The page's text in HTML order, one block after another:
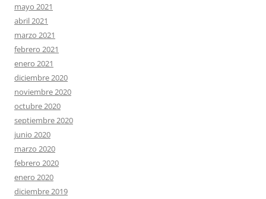
mayo 2021
abril 2021
marzo 2021
febrero 2021
enero 2021
diciembre 2020
noviembre 2020
octubre 2020
septiembre 2020
junio 2020
marzo 2020
febrero 2020
enero 2020
diciembre 2019